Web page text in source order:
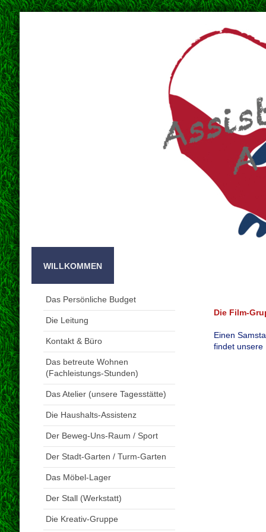
WILLKOMMEN
Die Film-
Einen
findet
Das Persönliche Budget
Die Leitung
Kontakt & Büro
Das betreute Wohnen
(Fachleistungs-Stunden)
Das Atelier (unsere Tagesstätte)
Die Haushalts-Assistenz
Der Beweg-Uns-Raum / Sport
Der Stadt-Garten / Turm-Garten
Das Möbel-Lager
Der Stall (Werkstatt)
Die Kreativ-Gruppe